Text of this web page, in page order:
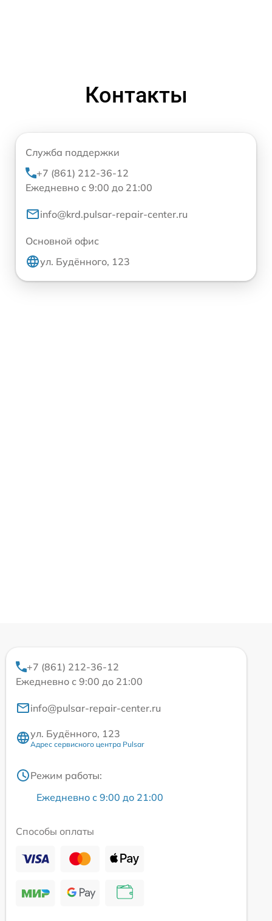
Контакты
Служба поддержки
+7 (861) 212-36-12
Ежедневно с 9:00 до 21:00
info@krd.pulsar-repair-center.ru
Основной офис
ул. Будённого, 123
+7 (861) 212-36-12
Ежедневно с 9:00 до 21:00
info@pulsar-repair-center.ru
ул. Будённого, 123
Адрес сервисного центра Pulsar
Режим работы:
Ежедневно с 9:00 до 21:00
Способы оплаты